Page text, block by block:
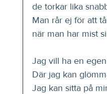
de torkar lika
Man rår ej för att
när man har mist
Jag vill ha en
Där jag kan
Jag kan sitta på